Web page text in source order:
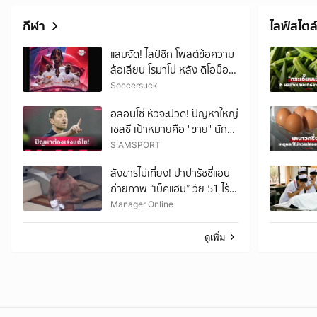
กีฬา
แสบจัด! ไลป์ซิก โพสต์ข้อความ
ล้อเลียน โรมาโน่ หลัง ดิโอม็อง
เด้ย้ายซบชุดขาว
Soccersuck
อลอนโซ่ หัวจะปวด! ปัญหาใหญ่
เชลซี เป้าหมายคือ "ขาย" นัก
เตะลดขนาดทีม
SIAMSPORT
สังขารไม่เที่ยง! ปาปารัซซี่แอบ
ถ่ายภาพ “เบ็คแฮม” วัย 51 ไร้
ฟิลเตอร์ เผยให้เห็นผมบาง-
Manager Online
ดูเพิ่ม
ไลฟ์สไตล์